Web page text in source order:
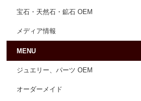
宝石・天然石・鉱石 OEM
メディア情報
MENU
ジュエリー、パーツ OEM
オーダーメイド